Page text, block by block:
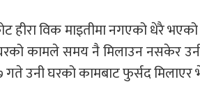
हीरा विक माइतीमा नगएको धेरै
कामले समय नै मिलाउन नसकेर
गते उनी घरको कामबाट फुर्सद मिलाएर